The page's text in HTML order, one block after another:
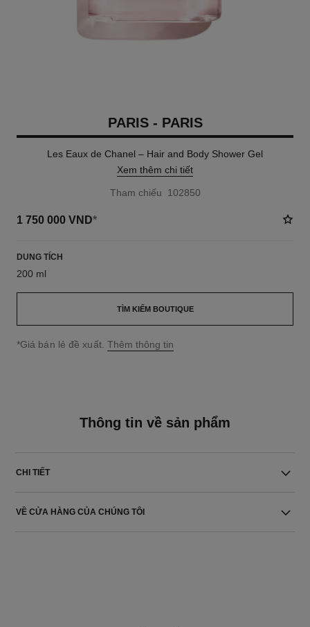
PARIS - PARIS
Les Eaux de Chanel – Hair and Body Shower Gel
Xem thêm chi tiết
Tham chiếu 102850
1 750 000 VND*
DUNG TÍCH
200 ml
TÌM KIẾM BOUTIQUE
↩
*Giá bán lẻ đề xuất. Thêm thông tin
Thông tin về sản phẩm
CHI TIẾT
VỀ CỬA HÀNG CỦA CHÚNG TÔI